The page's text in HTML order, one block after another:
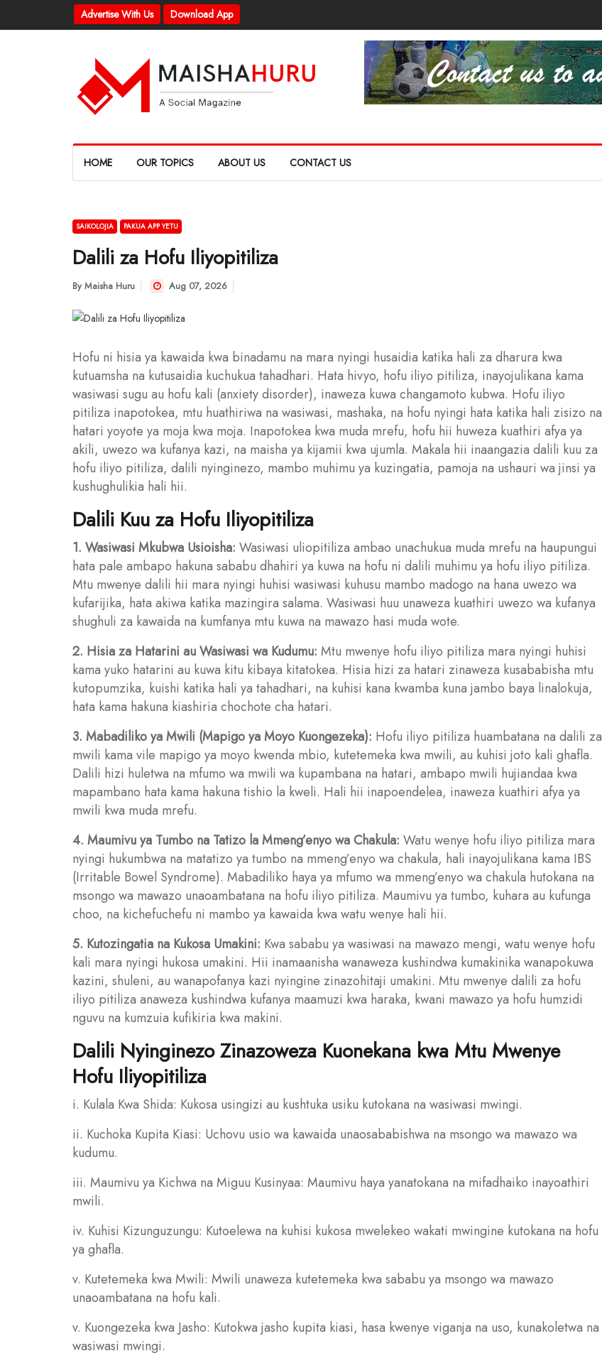
Advertise With Us Download App
HOME OUR TOPICS ABOUT US CONTACT US
SAIKOLOJIA PAKUA APP YETU
Dalili za Hofu Iliyopitiliza
By Maisha Huru Aug 07, 2026
Hofu ni hisia ya kawaida kwa binadamu na mara nyingi husaidia katika hali za dharura kwa
kutuamsha na kutusaidia kuchukua tahadhari. Hata hivyo, hofu iliyo pitiliza, inayojulikana kama
wasiwasi sugu au hofu kali (anxiety disorder), inaweza kuwa changamoto kubwa. Hofu iliyo
pitiliza inapotokea, mtu huathiriwa na wasiwasi, mashaka, na hofu nyingi hata katika hali zisizo na
hatari yoyote ya moja kwa moja. Inapotokea kwa muda mrefu, hofu hii huweza kuathiri afya ya
akili, uwezo wa kufanya kazi, na maisha ya kijamii kwa ujumla. Makala hii inaangazia dalili kuu za
hofu iliyo pitiliza, dalili nyinginezo, mambo muhimu ya kuzingatia, pamoja na ushauri wa jinsi ya
kushughulikia hali hii.
Dalili Kuu za Hofu Iliyopitiliza
1. Wasiwasi Mkubwa Usioisha: Wasiwasi uliopitiliza ambao unachukua muda mrefu na haupungui
hata pale ambapo hakuna sababu dhahiri ya kuwa na hofu ni dalili muhimu ya hofu iliyo pitiliza.
Mtu mwenye dalili hii mara nyingi huhisi wasiwasi kuhusu mambo madogo na hana uwezo wa
kufarijika, hata akiwa katika mazingira salama. Wasiwasi huu unaweza kuathiri uwezo wa kufanya
shughuli za kawaida na kumfanya mtu kuwa na mawazo hasi muda wote.
2. Hisia za Hatarini au Wasiwasi wa Kudumu: Mtu mwenye hofu iliyo pitiliza mara nyingi huhisi
kama yuko hatarini au kuwa kitu kibaya kitatokea. Hisia hizi za hatari zinaweza kusababisha mtu
kutopumzika, kuishi katika hali ya tahadhari, na kuhisi kana kwamba kuna jambo baya linalokuja,
hata kama hakuna kiashiria chochote cha hatari.
3. Mabadiliko ya Mwili (Mapigo ya Moyo Kuongezeka): Hofu iliyo pitiliza huambatana na dalili za
mwili kama vile mapigo ya moyo kwenda mbio, kutetemeka kwa mwili, au kuhisi joto kali ghafla.
Dalili hizi huletwa na mfumo wa mwili wa kupambana na hatari, ambapo mwili hujiandaa kwa
mapambano hata kama hakuna tishio la kweli. Hali hii inapoendelea, inaweza kuathiri afya ya
mwili kwa muda mrefu.
4. Maumivu ya Tumbo na Tatizo la Mmeng’enyo wa Chakula: Watu wenye hofu iliyo pitiliza mara
nyingi hukumbwa na matatizo ya tumbo na mmeng’enyo wa chakula, hali inayojulikana kama IBS
(Irritable Bowel Syndrome). Mabadiliko haya ya mfumo wa mmeng’enyo wa chakula hutokana na
msongo wa mawazo unaoambatana na hofu iliyo pitiliza. Maumivu ya tumbo, kuhara au kufunga
choo, na kichefuchefu ni mambo ya kawaida kwa watu wenye hali hii.
5. Kutozingatia na Kukosa Umakini: Kwa sababu ya wasiwasi na mawazo mengi, watu wenye hofu
kali mara nyingi hukosa umakini. Hii inamaanisha wanaweza kushindwa kumakinika wanapokuwa
kazini, shuleni, au wanapofanya kazi nyingine zinazohitaji umakini. Mtu mwenye dalili za hofu
iliyo pitiliza anaweza kushindwa kufanya maamuzi kwa haraka, kwani mawazo ya hofu humzidi
nguvu na kumzuia kufikiria kwa makini.
Dalili Nyinginezo Zinazoweza Kuonekana kwa Mtu Mwenye
Hofu Iliyopitiliza
i. Kulala Kwa Shida: Kukosa usingizi au kushtuka usiku kutokana na wasiwasi mwingi.
ii. Kuchoka Kupita Kiasi: Uchovu usio wa kawaida unaosababishwa na msongo wa mawazo wa
kudumu.
iii. Maumivu ya Kichwa na Miguu Kusinyaa: Maumivu haya yanatokana na mifadhaiko inayoathiri
mwili.
iv. Kuhisi Kizunguzungu: Kutoelewa na kuhisi kukosa mwelekeo wakati mwingine kutokana na hofu
ya ghafla.
v. Kutetemeka kwa Mwili: Mwili unaweza kutetemeka kwa sababu ya msongo wa mawazo
unaoambatana na hofu kali.
v. Kuongezeka kwa Jasho: Kutokwa jasho kupita kiasi, hasa kwenye viganja na uso, kunakoletwa na
wasiwasi mwingi.